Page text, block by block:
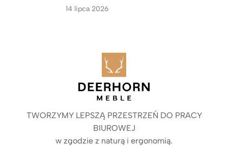
14 lipca 2026
TWORZYMY LEPSZĄ PRZESTRZEŃ DO PRACY
BIUROWEJ
w zgodzie z naturą i ergonomią.